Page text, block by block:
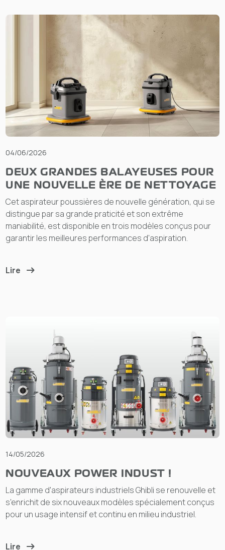
04/06/2026
DEUX GRANDES BALAYEUSES POUR
UNE NOUVELLE ÈRE DE NETTOYAGE
Cet aspirateur poussières de nouvelle génération, qui se
distingue par sa grande praticité et son extrême
maniabilité, est disponible en trois modèles conçus pour
garantir les meilleures performances d'aspiration.
Lire
14/05/2026
NOUVEAUX POWER INDUST !
La gamme d'aspirateurs industriels Ghibli se renouvelle et
s'enrichit de six nouveaux modèles spécialement conçus
pour un usage intensif et continu en milieu industriel.
Lire